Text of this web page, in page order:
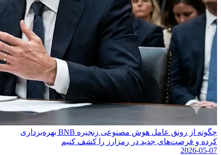
چگونه از رونق عامل هوش مصنوعی زنجیره BNB بهره‌برداری
کرده و فرصت‌های جدید در رمزارز را کشف کنیم
2026-05-07